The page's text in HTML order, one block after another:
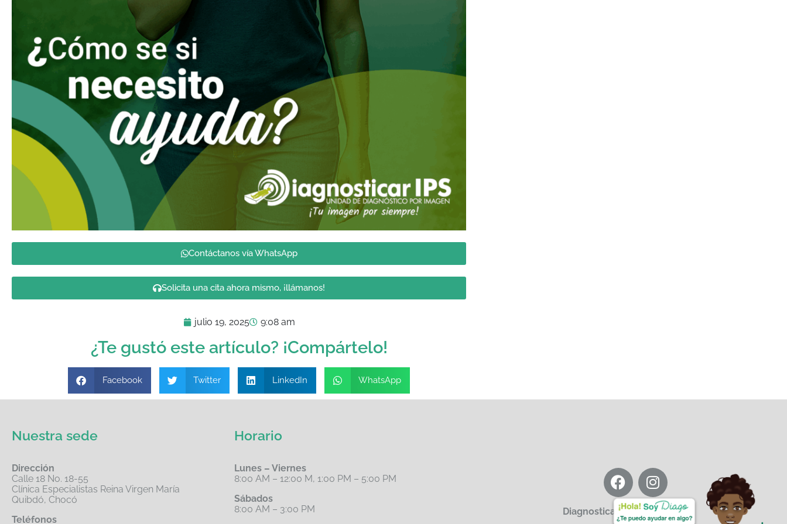
Contáctanos vía WhatsApp
Solicita una cita ahora mismo, ¡llámanos!
julio 19, 2025 9:08 am
¿Te gustó este artículo? ¡Compártelo!
Facebook Twitter LinkedIn WhatsApp
Nuestra sede
Dirección
Calle 18 No. 18-55
Clínica Especialistas Reina Virgen María
Quibdó, Chocó
Teléfonos
Horario
Lunes – Viernes
8:00 AM – 12:00 M, 1:00 PM – 5:00 PM
Sábados
8:00 AM – 3:00 PM
Diagnosticar IPS© 2025